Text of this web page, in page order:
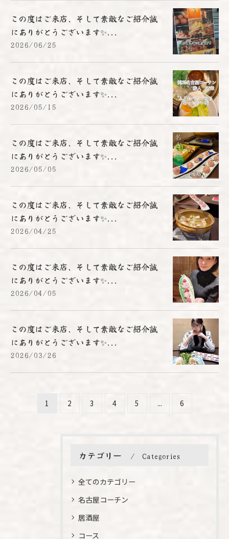
この度はご来店、そして素敵なご紹介誠
にありがとうございます✨...
2026/06/25
この度はご来店、そして素敵なご紹介誠
にありがとうございます✨...
2026/05/15
この度はご来店、そして素敵なご紹介誠
にありがとうございます✨...
2026/05/05
この度はご来店、そして素敵なご紹介誠
にありがとうございます✨...
2026/04/25
この度はご来店、そして素敵なご紹介誠
にありがとうございます✨...
2026/04/05
この度はご来店、そして素敵なご紹介誠
にありがとうございます✨...
2026/03/26
1 2 3 4 5 ... 6
カテゴリー Categories
全てのカテゴリー
名古屋コーチン
居酒屋
コース